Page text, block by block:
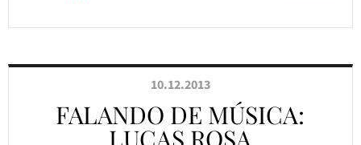
10.12.2013
FALANDO DE MÚSICA: